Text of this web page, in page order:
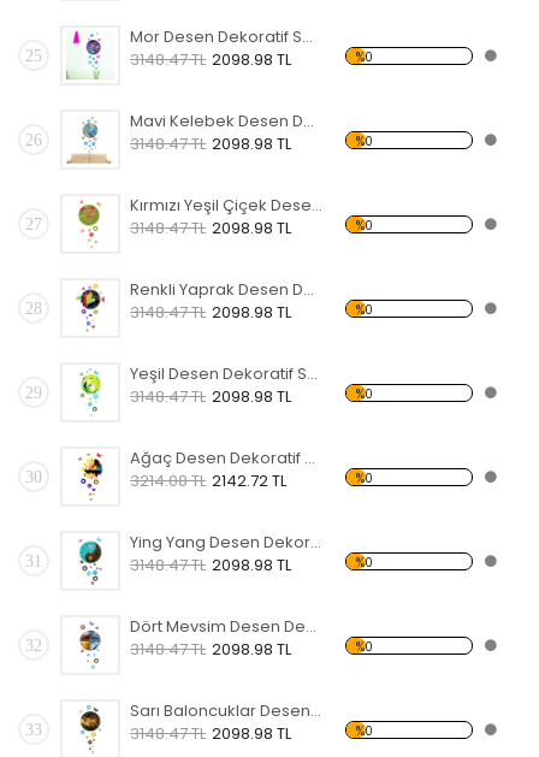
25
Mor Desen Dekoratif Saat
3148.47 TL 2098.98 TL %0
26
Mavi Kelebek Desen Dekoratif Saat
3148.47 TL 2098.98 TL %0
27
Kırmızı Yeşil Çiçek Desen Dekoratif Saat
3148.47 TL 2098.98 TL %0
28
Renkli Yaprak Desen Dekoratif Saat
3148.47 TL 2098.98 TL %0
29
Yeşil Desen Dekoratif Saat
3148.47 TL 2098.98 TL %0
30
Ağaç Desen Dekoratif Saat
3214.08 TL 2142.72 TL %0
31
Ying Yang Desen Dekoratif Saat
3148.47 TL 2098.98 TL %0
32
Dört Mevsim Desen Dekoratif Saat
3148.47 TL 2098.98 TL %0
33
Sarı Baloncuklar Desen Dekoratif Saat
3148.47 TL 2098.98 TL %0